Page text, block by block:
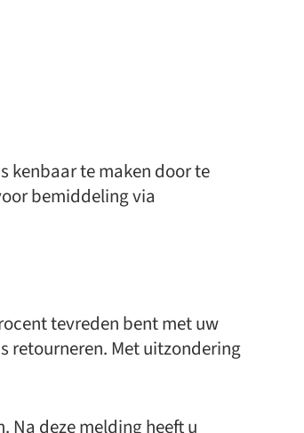
kenbaar te maken door te
bemiddeling via
tevreden bent met uw
retourneren. Met uitzondering
Na deze melding heeft u